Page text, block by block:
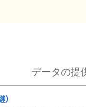
データの提